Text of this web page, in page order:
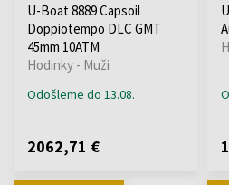
U-Boat 8889 Capsoil
Doppiotempo DLC GMT
45mm 10ATM
Hodinky - Muži
Odošleme do 13.08.
2062,71 €